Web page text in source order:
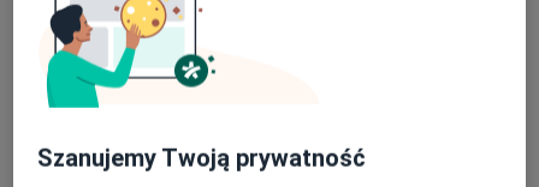
wykorzystywana jest do leczenia różnych schorzeń,
takich jak zapalenie stawów, przewlekły ból,
migreny, zaburzenia nastroju i wiele innych. Niskie
temperatury pomagają uśmierzyć podrażnione
krążenie, co łagodzi ból i wspomaga proces gojenia.
Szanujemy Twoją prywatność